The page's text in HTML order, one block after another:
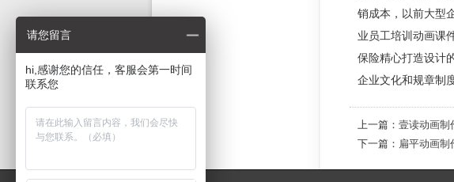
销成本，以前大型
业员工培训动画课
保险精心打造设计
企业文化和规章制
上一篇： 壹读动画制
下一篇： 扁平动画制
请您留言
hi,感谢您的信任，客服会第一时间
联系您